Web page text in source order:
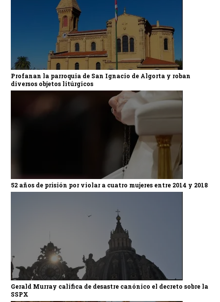
Profanan la parroquia de San Ignacio de Algorta y roban
diversos objetos litúrgicos
52 años de prisión por violar a cuatro mujeres entre 2014 y 2018
Gerald Murray califica de desastre canónico el decreto sobre la
SSPX